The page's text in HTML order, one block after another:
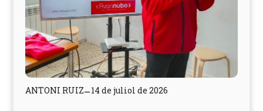
ANTONI RUIZ–14 de juliol de 2026